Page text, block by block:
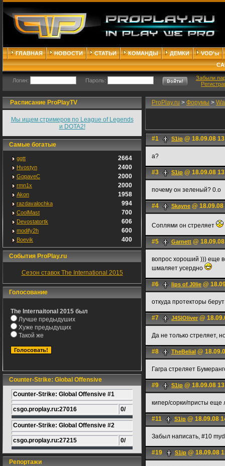
ГЛАВНАЯ НОВОСТИ СТАТЬИ КОМАНДЫ ДЕМКИ
VOD'ы
Логин: Пароль:
Забыли
Расписание ProPlayTV
Мы ищем стримеров по League of Legends
и DOTA2!
Самые богатые
ggtt 2664
Hvostyn 2400
GopaveC 2000
rmn1x 2000
Akon 1958
razdavalochka 994
CoolMast 700
Devostatortk 606
modify2h 600
Boevik 400
События ProPlay.ru
Сезон ставок The International 2015
Голосование
The Internaitonal 2015 был
Лучше предыдуших
Хуже предыдущих
Такой же
Counter-Strike: Global Offensive
Counter-Strike: Global Offensive #1
csgo.proplay.ru:27016 0/
Counter-Strike: Global Offensive #2
csgo.proplay.ru:27215 0/
Репортажи
ProPlay.ru > Форумы >
#1 S1ip @ 18.09.08
а?
#3 S1ip @ 18.09.08
почему он зеленый? 0.о
#4 Skayne @
Соплями он стреляет
#5 Garnett @
вопрос хороший ))) еще
шмаляет усердно
#6 lips of J0lie @
откуда протекторы
#7 J4S|OIiver @
Да не только стреляет,
#8 TheBelial @
Гагра стреляет
#9 S1ip @ 18.09.08
кипер/сорки/присты еще
#11 S1ip @ 18.09.08
Забыл написать, #10
#19 S1ip @ 18.09.08